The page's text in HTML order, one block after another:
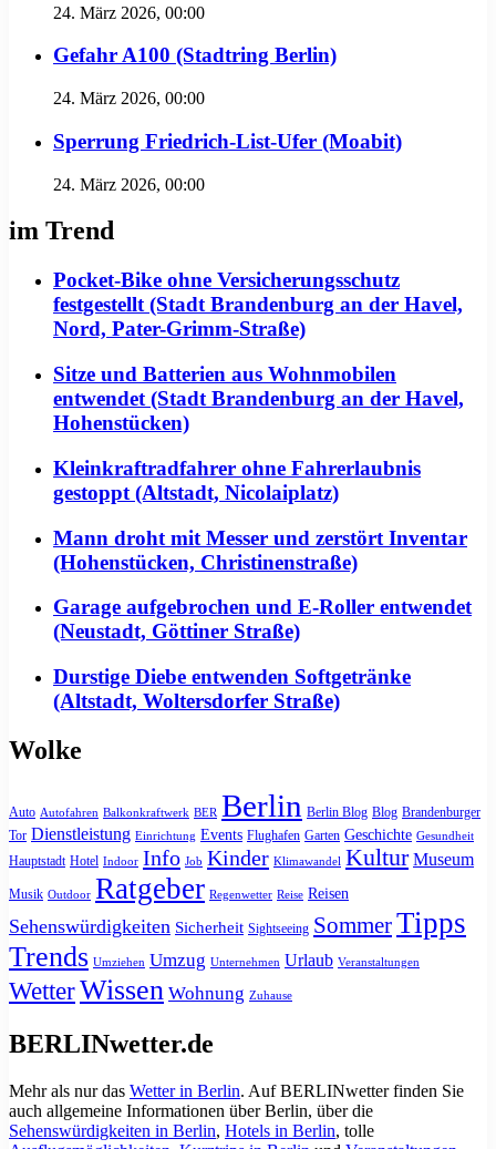
24. März 2026, 00:00
Gefahr A100 (Stadtring Berlin)
24. März 2026, 00:00
Sperrung Friedrich-List-Ufer (Moabit)
24. März 2026, 00:00
im Trend
Pocket-Bike ohne Versicherungsschutz
festgestellt (Stadt Brandenburg an der Havel,
Nord, Pater-Grimm-Straße)
Sitze und Batterien aus Wohnmobilen
entwendet (Stadt Brandenburg an der Havel,
Hohenstücken)
Kleinkraftradfahrer ohne Fahrerlaubnis
gestoppt (Altstadt, Nicolaiplatz)
Mann droht mit Messer und zerstört Inventar
(Hohenstücken, Christinenstraße)
Garage aufgebrochen und E-Roller entwendet
(Neustadt, Göttiner Straße)
Durstige Diebe entwenden Softgetränke
(Altstadt, Woltersdorfer Straße)
Wolke
Auto Autofahren Balkonkraftwerk BER Berlin Berlin Blog Blog Brandenburger
Tor Dienstleistung Einrichtung Events Flughafen Garten Geschichte Gesundheit
Hauptstadt Hotel Indoor Info Job Kinder Klimawandel Kultur Museum
Musik Outdoor Ratgeber Regenwetter Reise Reisen
Sehenswürdigkeiten Sicherheit Sightseeing SommerTipps
Trends Umziehen Umzug Unternehmen Urlaub Veranstaltungen
WetterWissen Wohnung Zuhause
BERLINwetter.de
Mehr als nur das Wetter in Berlin. Auf BERLINwetter finden Sie
auch allgemeine Informationen über Berlin, über die
Sehenswürdigkeiten in Berlin, Hotels in Berlin, tolle